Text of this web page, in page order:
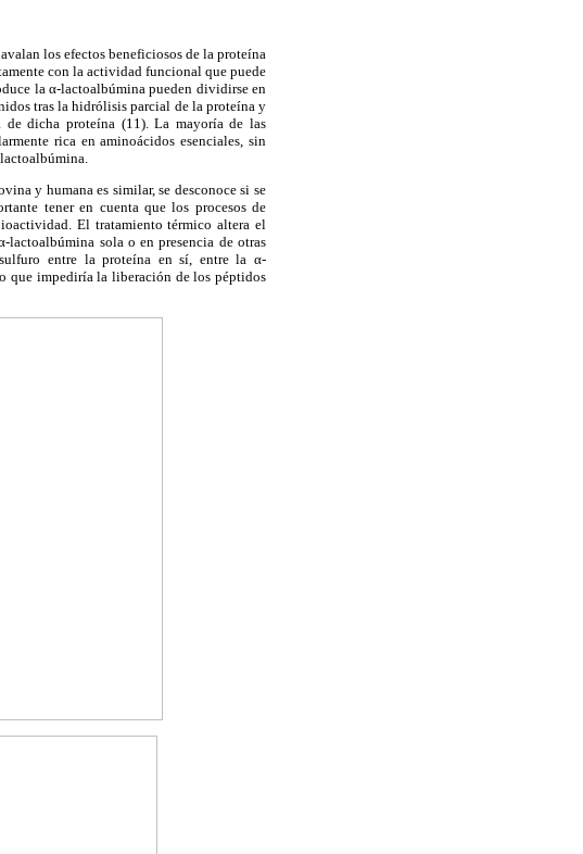
los efectos beneficiosos de la proteína
con la actividad funcional que puede
la α-lactoalbúmina pueden dividirse en
tras la hidrólisis parcial de la proteína y
dicha proteína (11). La mayoría de las
rica en aminoácidos esenciales, sin
y humana es similar, se desconoce si se
tener en cuenta que los procesos de
El tratamiento térmico altera el
lactoalbúmina sola o en presencia de otras
entre la proteína en sí, entre la α-
que impediría la liberación de los péptidos